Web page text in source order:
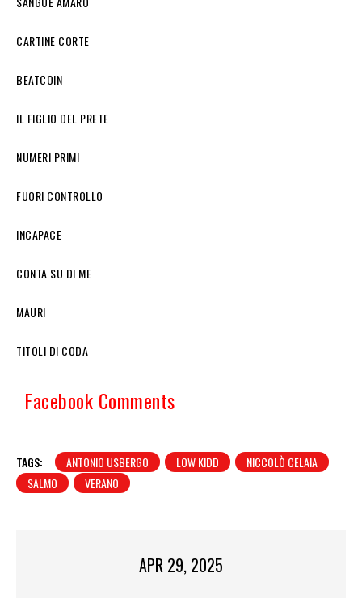
CARTINE CORTE
BEATCOIN
IL FIGLIO DEL PRETE
NUMERI PRIMI
FUORI CONTROLLO
INCAPACE
CONTA SU DI ME
MAURI
TITOLI DI CODA
Facebook Comments
TAGS: ANTONIO USBERGO LOW KIDD
NICCOLÒ CELAIA
SALMO
VERANO
APR 29, 2025